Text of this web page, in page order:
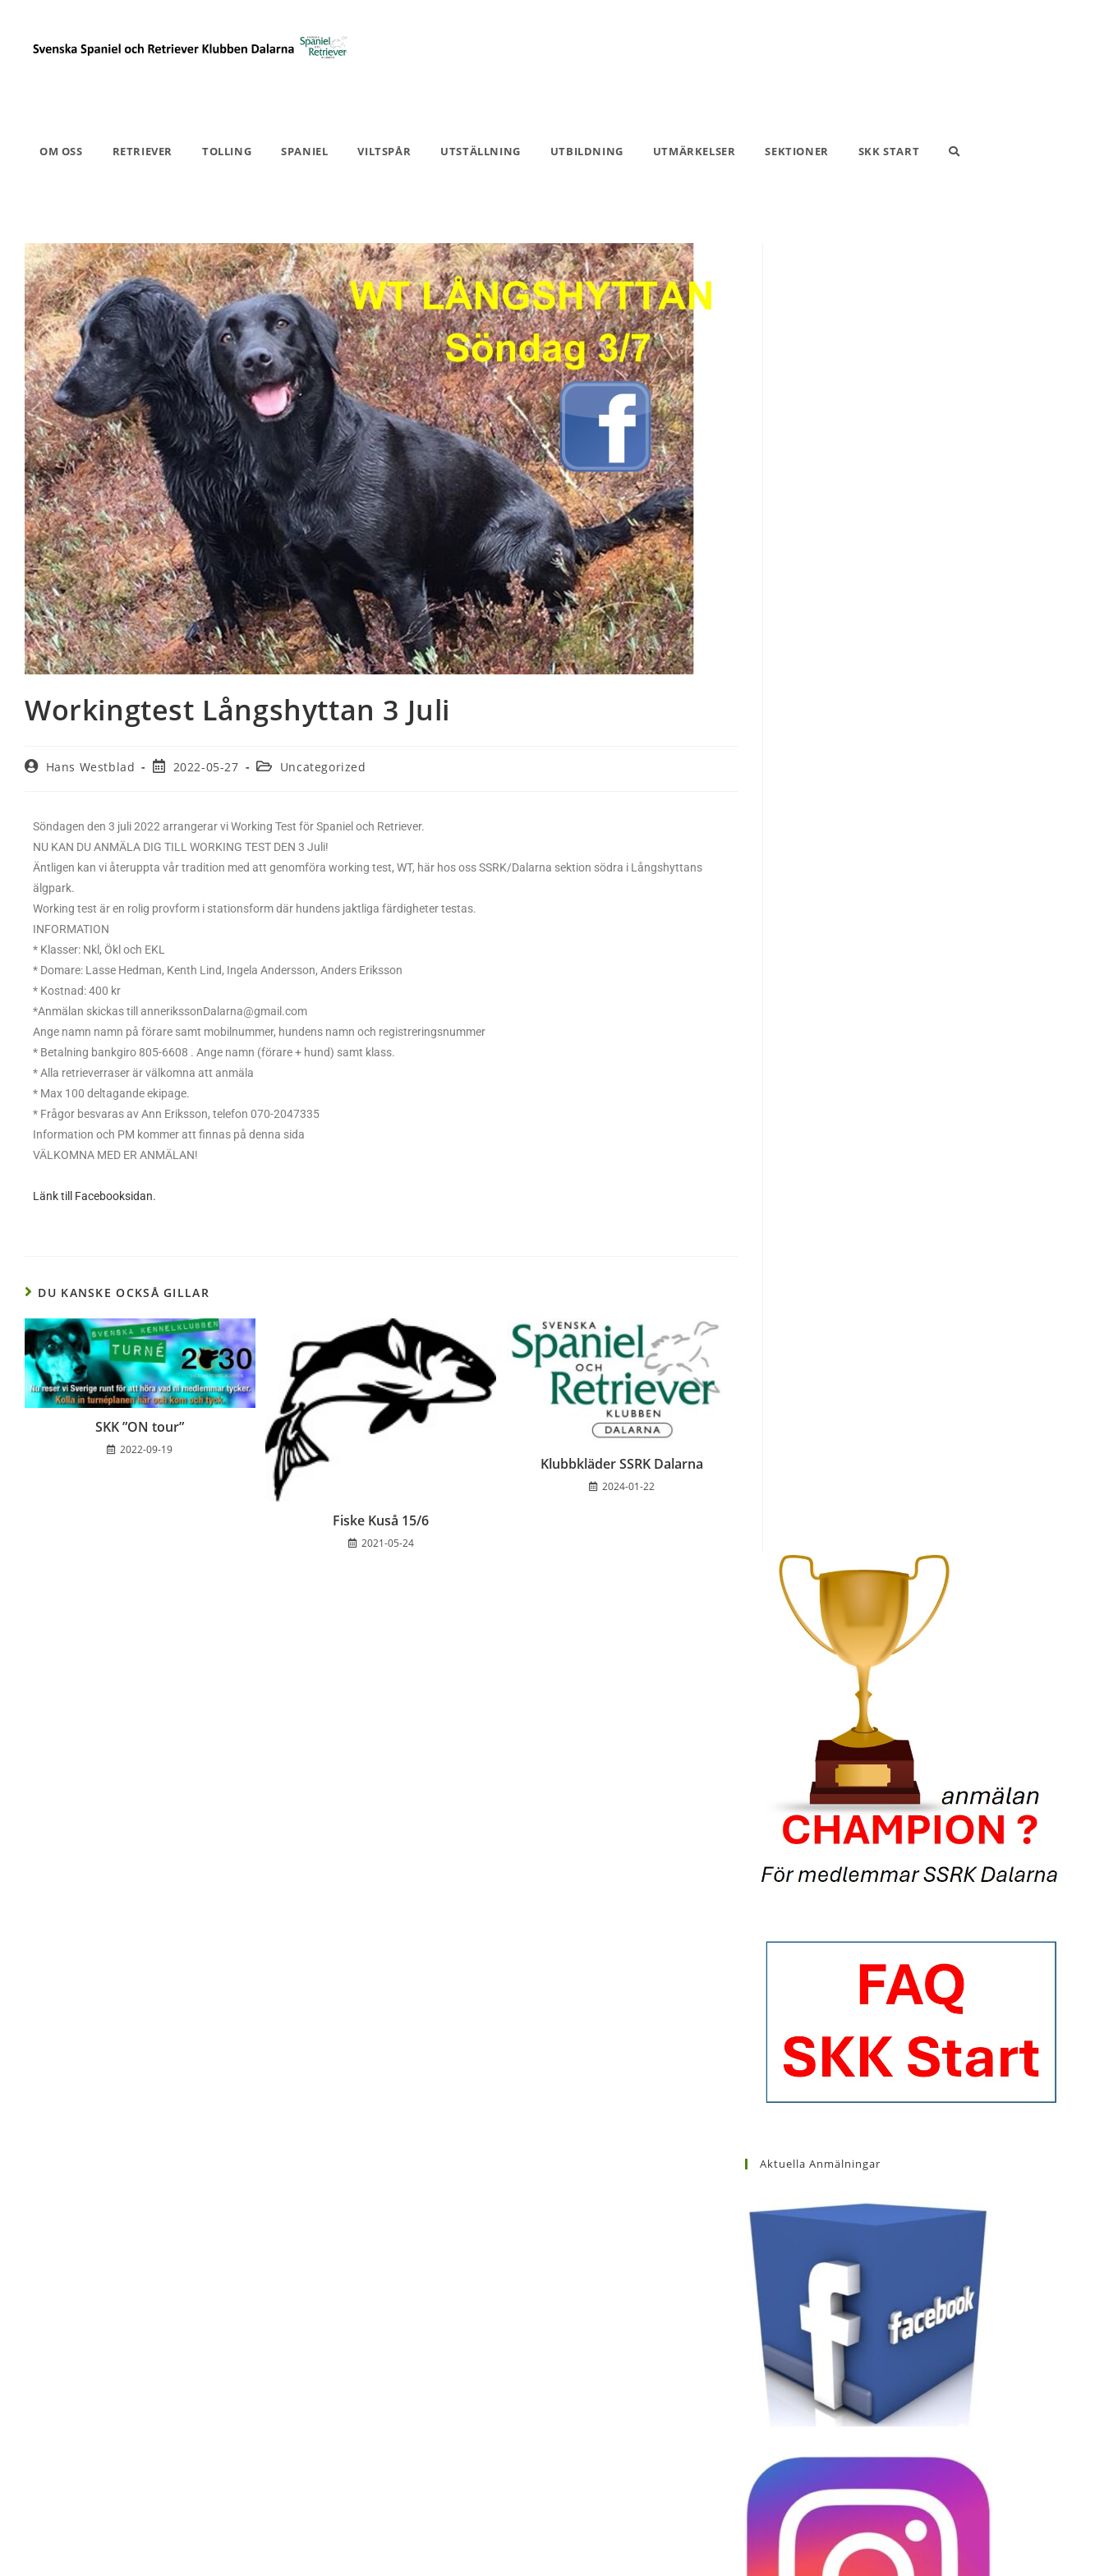
OM OSS RETRIEVER TOLLING SPANIEL VILTSPÅR UTSTÄLLNING UTBILDNING UTMÄRKELSER SEKTIONER SKK START
Workingtest Långshyttan 3 Juli
Hans Westblad 2022-05-27 Uncategorized
Söndagen den 3 juli 2022 arrangerar vi Working Test för Spaniel och Retriever.
NU KAN DU ANMÄLA DIG TILL WORKING TEST DEN 3 Juli!
Äntligen kan vi återuppta vår tradition med att genomföra working test, WT, här hos oss SSRK/Dalarna sektion södra i Långshyttans
älgpark.
Working test är en rolig provform i stationsform där hundens jaktliga färdigheter testas.
INFORMATION
* Klasser: Nkl, Ökl och EKL
* Domare: Lasse Hedman, Kenth Lind, Ingela Andersson, Anders Eriksson
* Kostnad: 400 kr
*Anmälan skickas till annerikssonDalarna@gmail.com
Ange namn namn på förare samt mobilnummer, hundens namn och registreringsnummer
* Betalning bankgiro 805-6608 . Ange namn (förare + hund) samt klass.
* Alla retrieverraser är välkomna att anmäla
* Max 100 deltagande ekipage.
* Frågor besvaras av Ann Eriksson, telefon 070-2047335
Information och PM kommer att finnas på denna sida
VÄLKOMNA MED ER ANMÄLAN!
Länk till Facebooksidan.
DU KANSKE OCKSÅ GILLAR
SKK ”ON tour”
2022-09-19
Fiske Kuså 15/6
2021-05-24
Klubbkläder SSRK Dalarna
2024-01-22
Aktuella Anmälningar